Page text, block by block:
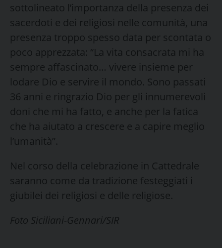
sottolineato l’importanza della presenza dei
sacerdoti e dei religiosi nelle comunità, una
presenza troppo spesso data per scontata o
poco apprezzata: “La vita consacrata mi ha
sempre affascinato… vivere insieme per
lodare Dio e servire il mondo. Sono passati
36 anni e ringrazio Dio per gli innumerevoli
doni che mi ha fatto, e anche per la fatica
che ha aiutato a crescere e a capire meglio
l’umanità”.
Nel corso della celebrazione in Cattedrale
saranno come da tradizione festeggiati i
giubilei dei religiosi e delle religiose.
Foto Siciliani-Gennari/SIR